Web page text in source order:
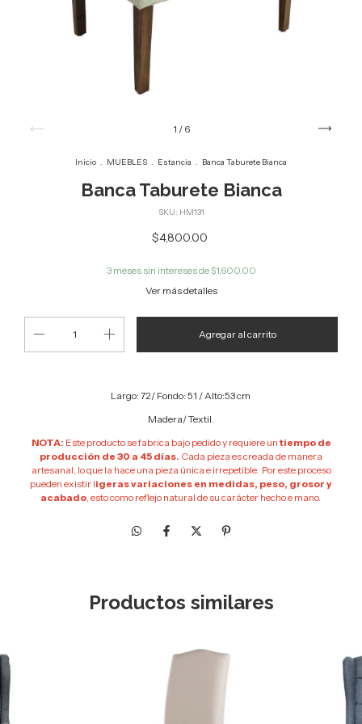
1 / 6
Inicio . MUEBLES . Estancia . Banca Taburete Bianca
Banca Taburete Bianca
SKU: HM131
$4,800.00
3 meses sin intereses de $1,600.00
Ver más detalles
Largo: 72/ Fondo: 51 / Alto:53 cm
Madera/ Textil.
NOTA: Este producto se fabrica bajo pedido y requiere untiempo de
producción de 30 a 45 días. Cada pieza es creada de manera
artesanal, lo que la hace una pieza única e irrepetible. Por este proceso
pueden existir ligeras variaciones en medidas, peso, grosor y
acabado, esto como reflejo natural de su carácter hecho e mano.
Productos similares